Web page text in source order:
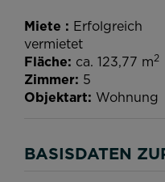
Miete
Erfolgreich
vermietet
Fläche ca. 123,77 m2
Zimmer 5
Objektart Wohnung
BASISDATEN